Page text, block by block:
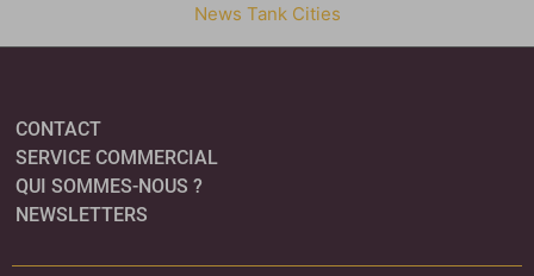
News Tank Cities
CONTACT
SERVICE COMMERCIAL
QUI SOMMES-NOUS ?
NEWSLETTERS